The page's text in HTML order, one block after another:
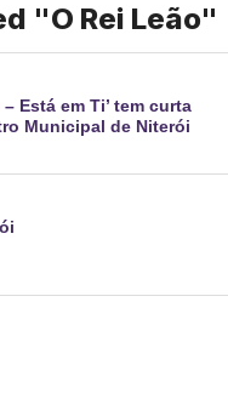
"O Rei Leão"
Está em Ti’ tem curta
Municipal de Niterói